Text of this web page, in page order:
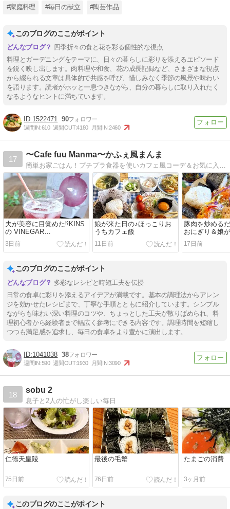
#家庭料理 #毎日の献立 #陶芸作品
このブログのここがポイント
四季折々の食と花を彩る個性的な視点
料理とガーデニングをテーマに、日々の暮らしに彩りを添えるエピソード
を鋭く映し出します。肉料理や和食、花の成長記録など、さまざまな視点
から綴られる文章は具体的で共感を呼び、惜しみなく季節の風景や味わい
を語ります。読者がホッと一息つきながら、自分の暮らしに取り入れたく
なるようなヒントに満ちています。
1522471 90
週間IN:610 週間OUT:4180 月間IN:2460
17
〜Cafe fuu Manma〜かふぇ風まんま
夫が美容に目覚めた⁉KINS
の VINEGAR
PROTEIN（ビネガープロ
テイン）
3日前
娘が来た日の♪ほっこりお
うちカフェ飯
11日前
豚肉を炒める
おにぎり＆娘
17日前
このブログのここがポイント
多彩なレシピと時短工夫を伝授
日常の食卓に彩りを添えるアイデアが満載です。基本の調理法からアレン
ジを効かせたレシピまで、丁寧な手順とともに紹介しています。シンプル
ながらも味わい深い料理のコツや、ちょっとした工夫が散りばめられ、料
理初心者から経験者まで幅広く参考にできる内容です。調理時間を短縮し
つつも満足感を追求し、毎日の食卓をより豊かに演出します。
1041038 38
週間IN:590 週間OUT:1930 月間IN:3090
18
sobu 2
息子と2人の忙がし楽しい毎日
仁徳天皇陵
75日前
最後の毛蟹
76日前
たまごの消費
3ヶ月前
このブログのここがポイント